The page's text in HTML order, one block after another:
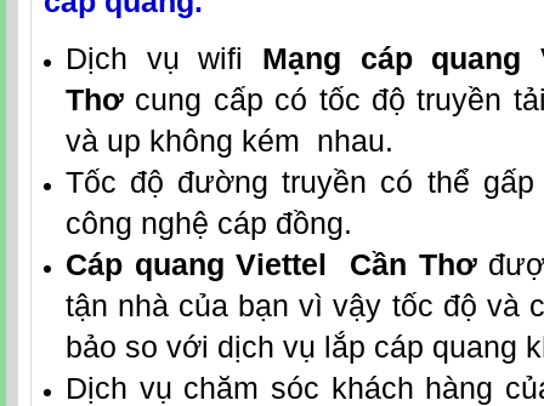
Dịch vụ wifi Mạng cáp quang
Thơ cung cấp có tốc độ truyền
và up không kém nhau.
Tốc độ đường truyền có thể
công nghệ cáp đồng.
Cáp quang Viettel Cần Thơ
tận nhà của bạn vì vậy tốc độ và
bảo so với dịch vụ lắp cáp quang
Dịch vụ chăm sóc khách hàng